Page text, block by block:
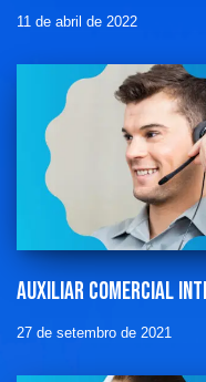
11 de abril de 2022
Auxiliar comercial
27 de setembro de 2021